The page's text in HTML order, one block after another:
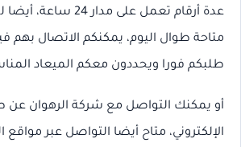
عدة أرقام تعمل على
متاحة طوال اليوم، يمكنكم الاتصال بهم
طلبكم فورا ويحددون معكم الميعاد
أو يمكنك التواصل مع شركة الرهوان عن
الإلكتروني، متاح أيضا التواصل عبر مواقع